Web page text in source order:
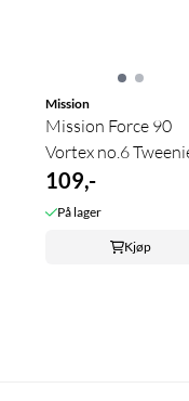
Mission
Mission Force 90
Vortex no.6
Clear Purple
109,-
På lager
Kjøp